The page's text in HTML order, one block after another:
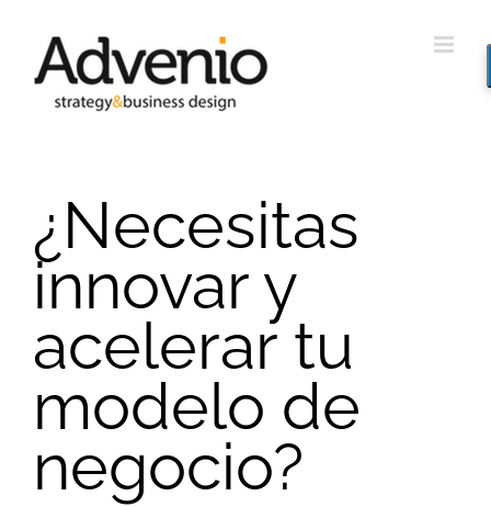
contenido
¿Necesitas
innovar y
acelerar tu
modelo de
negocio?